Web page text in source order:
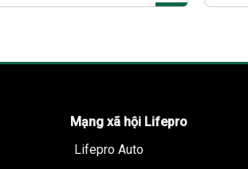
Mạng xã hội Lifepro
Lifepro Auto